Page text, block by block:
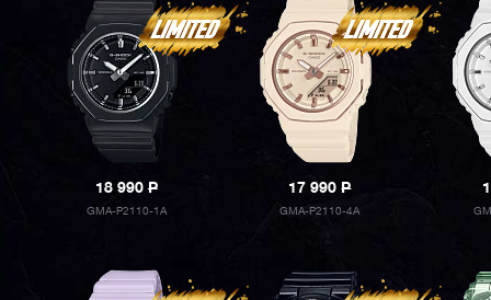
18 990P
GMA-P2110-1A
17 990P
GMA-P2110-4A